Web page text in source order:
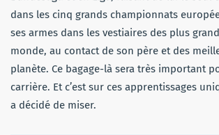
dans les cinq grands championnats
ses armes dans les vestiaires des plus
monde, au contact de son père et des
planète. Ce bagage-là sera très important
carrière. Et c’est sur ces apprentissages
a décidé de miser.